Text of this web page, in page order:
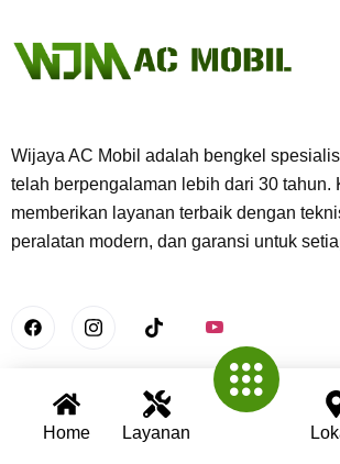
Home Layanan
Wijaya AC Mobil adalah bengkel
telah berpengalaman lebih dari 30 tahun.
memberikan layanan terbaik dengan
peralatan modern, dan garansi untuk
Useful Links